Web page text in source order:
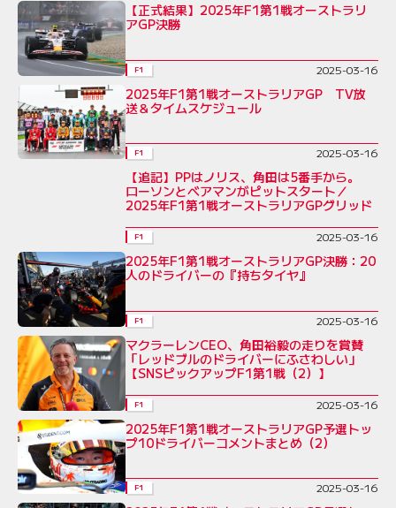
【正式結果】2025年F1第1戦オーストラリ
アGP決勝
F1 2025-03-16
2025年F1第1戦オーストラリアGP TV放
送＆タイムスケジュール
F1 2025-03-16
【追記】PPはノリス、角田は5番手から。
ローソンとベアマンがピットスタート／
2025年F1第1戦オーストラリアGPグリッド
F1 2025-03-16
2025年F1第1戦オーストラリアGP決勝：20
人のドライバーの『持ちタイヤ』
F1 2025-03-16
マクラーレンCEO、角田裕毅の走りを賞賛
「レッドブルのドライバーにふさわしい」
【SNSピックアップF1第1戦（2）】
F1 2025-03-16
2025年F1第1戦オーストラリアGP予選トッ
プ10ドライバーコメントまとめ（2）
F1 2025-03-16